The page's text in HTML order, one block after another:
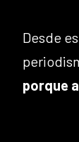
Desde
porque